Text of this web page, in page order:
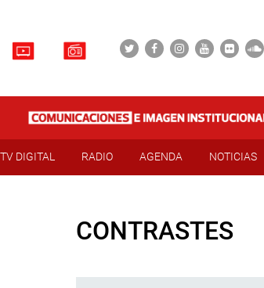
TV DIGITAL RADIO AGENDA NOTICIAS
CONTRASTES